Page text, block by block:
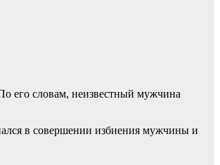
его словам, неизвестный мужчина
в совершении избиения мужчины и